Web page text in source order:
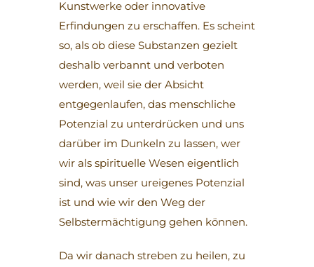
Kunstwerke oder innovative
Erfindungen zu erschaffen. Es scheint
so, als ob diese Substanzen gezielt
deshalb verbannt und verboten
werden, weil sie der Absicht
entgegenlaufen, das menschliche
Potenzial zu unterdrücken und uns
darüber im Dunkeln zu lassen, wer
wir als spirituelle Wesen eigentlich
sind, was unser ureigenes Potenzial
ist und wie wir den Weg der
Selbstermächtigung gehen können.
Da wir danach streben zu heilen, zu